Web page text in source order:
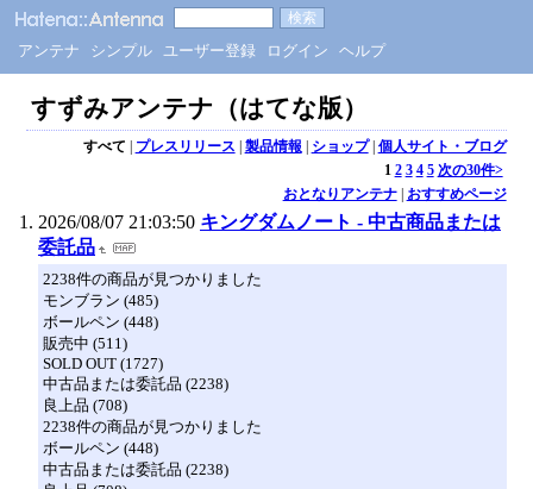
アンテナ シンプル ユーザー登録 ログイン ヘルプ
すずみアンテナ（はてな版）
すべて | プレスリリース | 製品情報 | ショップ| 個人サイト・ブログ
1 2 3 4 5 次の30件>
おとなりアンテナ| おすすめページ
2026/08/07 21:03:50 キングダムノート - 中古商品または
委託品
2238件の商品が見つかりました
モンブラン (485)
ボールペン (448)
販売中 (511)
SOLD OUT (1727)
中古品または委託品 (2238)
良上品 (708)
2238件の商品が見つかりました
ボールペン (448)
中古品または委託品 (2238)